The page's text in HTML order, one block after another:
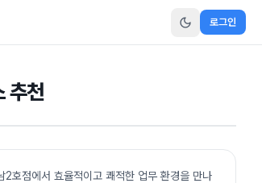
로그인
추천
호점에서 효율적이고 쾌적한 업무 환경을 만나